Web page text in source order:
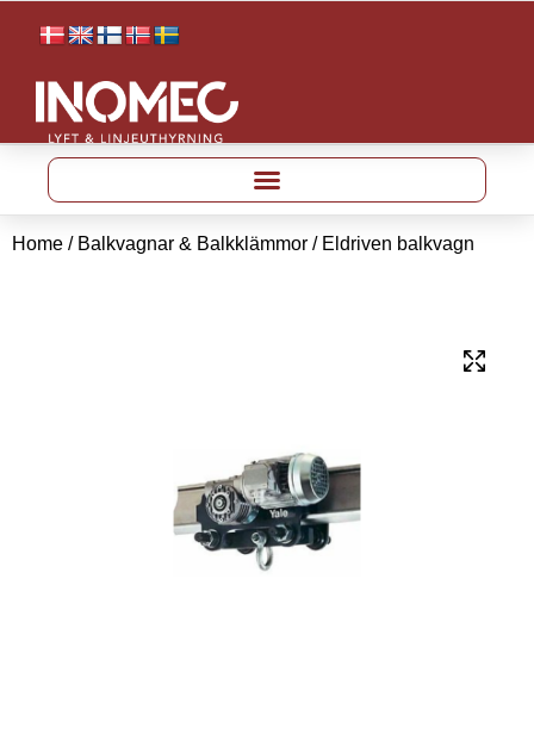
Home / Balkvagnar & Balkklämmor / Eldriven balkvagn